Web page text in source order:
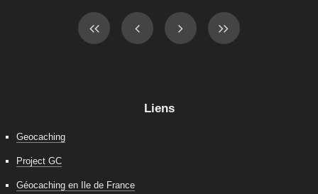
Liens
Geocaching
Project GC
Géocaching en Ile de France